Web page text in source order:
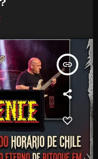
insert_link